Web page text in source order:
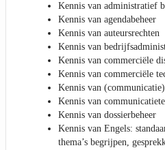
Kennis van administratief
Kennis van agendabeheer
Kennis van auteursrechten
Kennis van
Kennis van commerciële
Kennis van commerciële
Kennis van
Kennis van
Kennis van dossierbeheer
Kennis van Engels:
thema’s begrijpen,